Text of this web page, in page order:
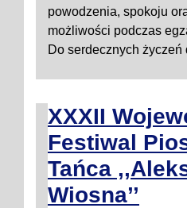
powodzenia, spokoju
możliwości podczas
Do serdecznych życzeń
XXXII
Festiwal
Tańca
Wiosna’’